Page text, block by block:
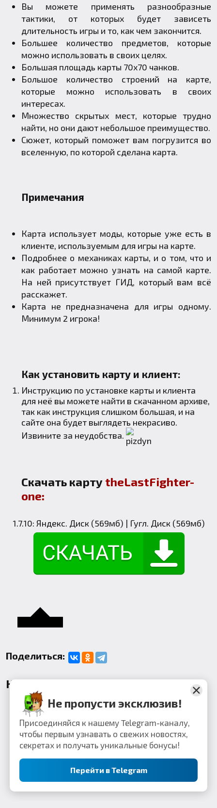
Вы можете применять разнообразные
тактики, от которых будет зависеть
длительность игры и то, как чем закончится.
Большее количество предметов, которые
можно использовать в своих целях.
Большая площадь карты 70x70 чанков.
Большое количество строений на карте,
которые можно использовать в своих
интересах.
Множество скрытых мест, которые трудно
найти, но они дают небольшое преимущество.
Сюжет, который поможет вам погрузится во
вселенную, по которой сделана карта.
Примечания
Карта использует моды, которые уже есть в
клиенте, используемым для игры на карте.
Подробнее о механиках карты, и о том, что и
как работает можно узнать на самой карте.
На ней присутствует ГИД, который вам всё
расскажет.
Карта не предназначена для игры одному.
Минимум 2 игрока!
Как установить карту и клиент:
Инструкцию по установке карты и клиента
для неё вы можете найти в скачанном архиве,
так как инструкция слишком большая, и на
сайте она будет выглядеть некрасиво.
Извините за неудобства.
Скачать карту theLastFighter-
one:
1.7.10: Яндекс. Диск (569мб) | Гугл. Диск (569мб)
Поделиться:
Комментарии
Не пропусти эксклюзив!
Присоединяйся к нашему Telegram-каналу,
чтобы первым узнавать о свежих новостях,
секретах и получать уникальные бонусы!
Перейти в Telegram